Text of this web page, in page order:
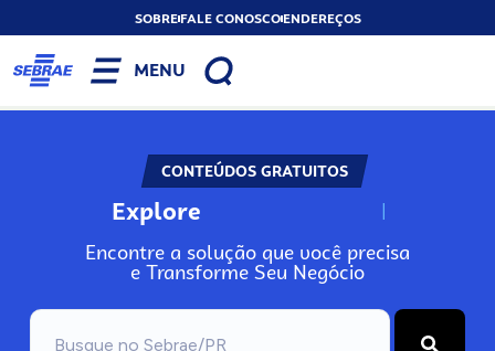
SOBREFALE CONOSCOENDEREÇOS
MENU
CONTEÚDOS GRATUITOS
Explore N
Encontre a solução que você precisa
e Transforme Seu Negócio